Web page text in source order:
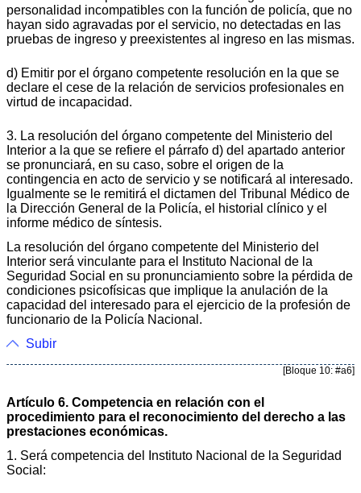
personalidad incompatibles con la función de policía, que no
hayan sido agravadas por el servicio, no detectadas en las
pruebas de ingreso y preexistentes al ingreso en las mismas.
d) Emitir por el órgano competente resolución en la que se
declare el cese de la relación de servicios profesionales en
virtud de incapacidad.
3. La resolución del órgano competente del Ministerio del
Interior a la que se refiere el párrafo d) del apartado anterior
se pronunciará, en su caso, sobre el origen de la
contingencia en acto de servicio y se notificará al interesado.
Igualmente se le remitirá el dictamen del Tribunal Médico de
la Dirección General de la Policía, el historial clínico y el
informe médico de síntesis.
La resolución del órgano competente del Ministerio del
Interior será vinculante para el Instituto Nacional de la
Seguridad Social en su pronunciamiento sobre la pérdida de
condiciones psicofísicas que implique la anulación de la
capacidad del interesado para el ejercicio de la profesión de
funcionario de la Policía Nacional.
Subir
[Bloque 10: #a6]
Artículo 6. Competencia en relación con el
procedimiento para el reconocimiento del derecho a las
prestaciones económicas.
1. Será competencia del Instituto Nacional de la Seguridad
Social: